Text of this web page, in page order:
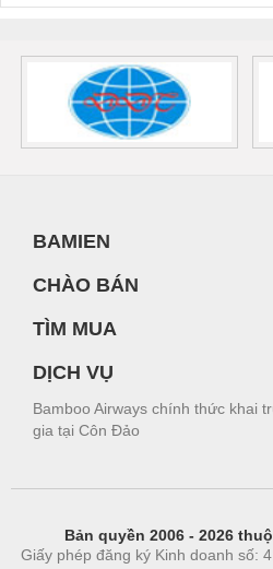
BAMIEN
CHÀO BÁN
TÌM MUA
DỊCH VỤ
Bamboo Airways chính thức khai
gia tại Côn Đảo
Bản quyền 2006 - 2026
Giấy phép đăng ký Kinh doanh số: